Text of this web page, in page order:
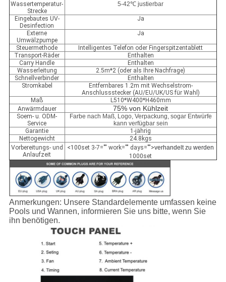
Wassertemperatur-
Strecke
5-42℃ justierbar
Eingebautes UV-
Desinfection
Ja
Externe
Umwälzpumpe
Ja
Steuermethode
Intelligentes Telefon oder Fingerspitzentablett
Transport-Räder
Enthalten
Carry Handle
Enthalten
Wasserleitung
2.5m*2 (oder als Ihre Nachfrage)
Schnellverbinder
Enthalten
Stromkabel
Entfernbares 1.2m mit Wechselstrom-
Anschlussstecker (AU/EU/UK/US für Wahl)
Maß
L510*W400*H460mm
Anwärmdauer
75% von Kühlzeit
Soem- u. ODM-
Service
Farbe nach Maß, Logo, Verpackung, sogar Entwürfe
kann verfügbar sein
Garantie
1-jährig
Nettogewicht
24.8kgs
Vorbereitungs- und
Anlaufzeit
<100set 3-7="" work="" days="">verhandelt zu werden
1000set
Anmerkungen: Unsere Standardelemente umfassen keine
Pools und Wannen, informieren Sie uns bitte, wenn Sie
ihn benötigen.